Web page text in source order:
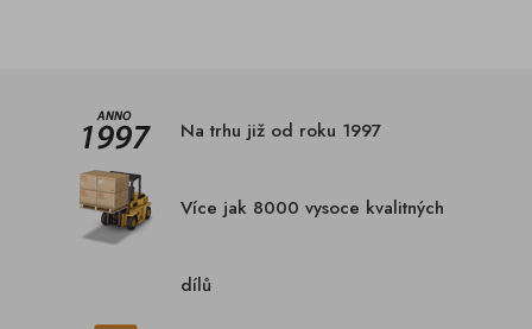
Na trhu již od roku 1997
Více jak 8000 vysoce kvalitných
dílů